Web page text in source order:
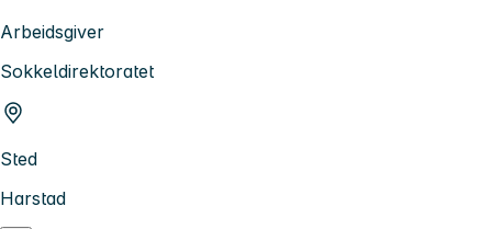
Arbeidsgiver
Sokkeldirektoratet
Sted
Harstad